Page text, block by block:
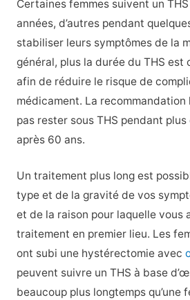
Certaines femmes suivent un
années, d’autres pendant
stabiliser leurs symptômes de la
général, plus la durée du THS est
afin de réduire le risque de
médicament. La
pas rester sous THS pendant
après 60 ans.
Un traitement plus long est
type et de la gravité de vos
et de la raison pour laquelle vous
traitement en premier lieu. Les
ont subi une hystérectomie avec
peuvent suivre un THS à base
beaucoup plus longtemps qu’une